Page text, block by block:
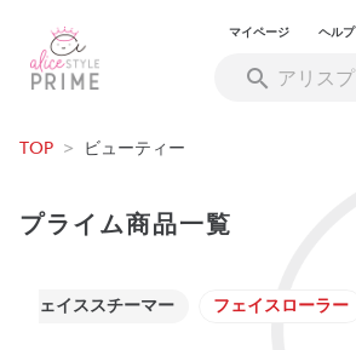
マイページ ヘルプ
TOP > ビューティー
プライム商品一覧
フェイススチーマー フェイスローラー